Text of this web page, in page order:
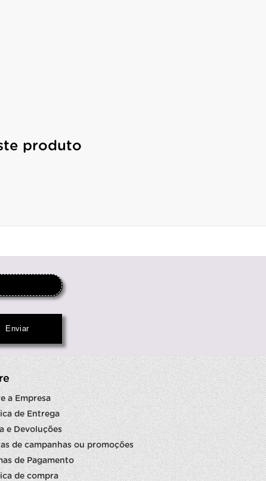
produto
a Empresa
de Entrega
e Devoluções
de campanhas ou promoções
de Pagamento
de compra